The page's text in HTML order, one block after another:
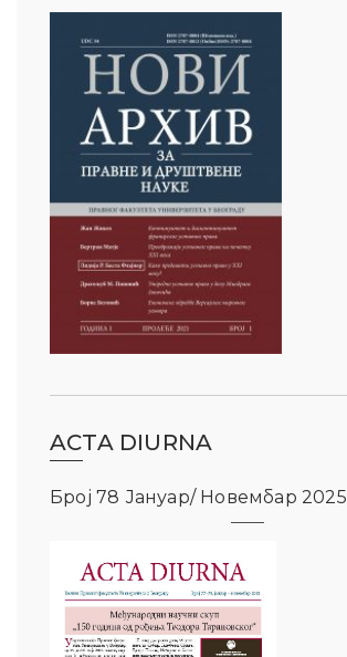
ACTA DIURNA
Број 78 Јануар/ Новембар 2025